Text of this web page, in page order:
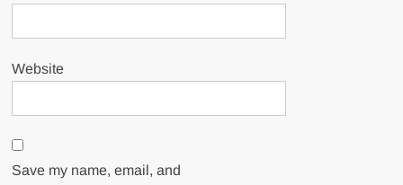
Website
Save my name, email, and